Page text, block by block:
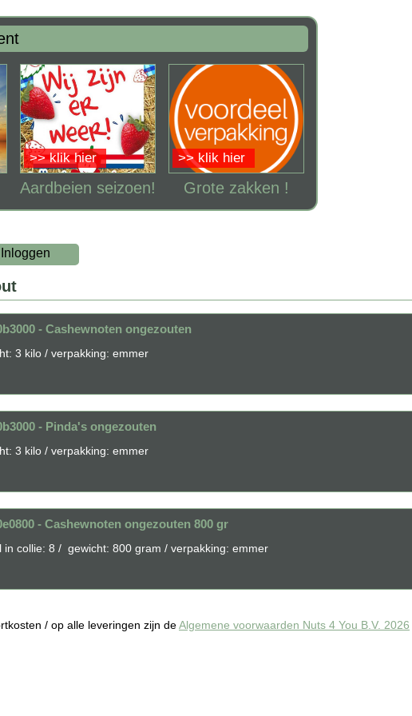
Aardbeien seizoen!
>> klik hier
Grote zakken !
>> klik hier
Inloggen
- Cashewnoten ongezouten
3 kilo / verpakking: emmer
- Pinda's ongezouten
3 kilo / verpakking: emmer
- Cashewnoten ongezouten 800 gr
in collie: 8 / gewicht: 800 gram / verpakking: emmer
/ op alle leveringen zijn deAlgemene voorwaarden Nuts 4 You B.V. 2026